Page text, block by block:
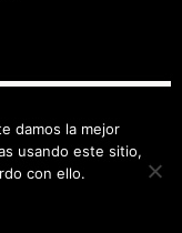
damos la mejor
usando este sitio,
con ello.